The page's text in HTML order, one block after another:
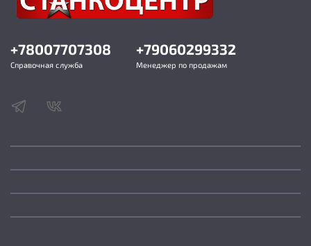
+78007707308
Справочная служба
+79060299332
Менеджер по продажам